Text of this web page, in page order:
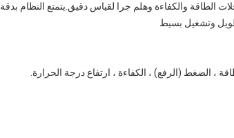
الطاقة والكفاءة وهلم جرا لقياس دقيق.يتمتع النظام بدقة
طويل وتشغيل بسيط
، الضغط (الرفع) ، الكفاءة ، ارتفاع درجة الحرارة.